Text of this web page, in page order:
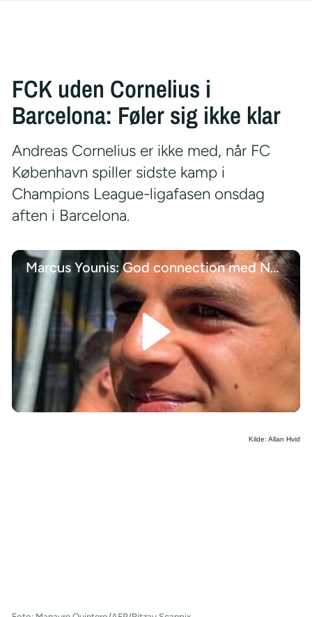
FCK uden Cornelius i
Barcelona: Føler sig ikke klar
Andreas Cornelius er ikke med, når FC
København spiller sidste kamp i
Champions League-ligafasen onsdag
aften i Barcelona.
Marcus Younis: God connection med Nørgaard
Kilde: Allan Hvid